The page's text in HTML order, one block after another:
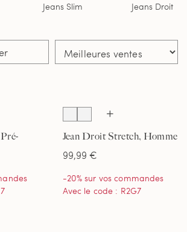
Jeans Slim Jeans Droit
Jean Droit Stretch, Homme
99,99 €
-20% sur vos commandes
Avec le code : R2G7